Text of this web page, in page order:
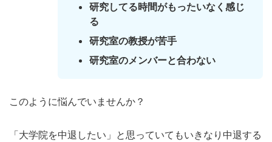
研究してる時間がもったいなく感じ
る
研究室の教授が苦手
研究室のメンバーと合わない
このように悩んでいませんか？
「大学院を中退したい」と思っていてもいきなり中退する